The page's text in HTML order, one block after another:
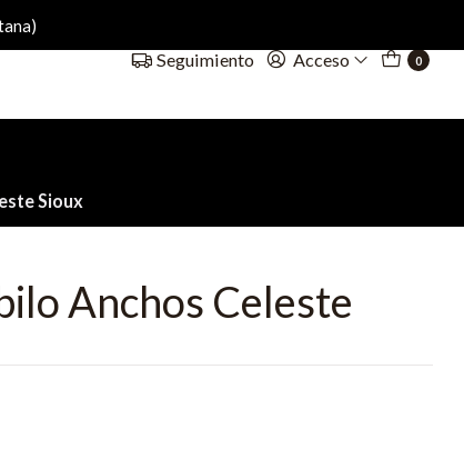
Seguimiento Acceso 0
Sioux
Anchos Celeste